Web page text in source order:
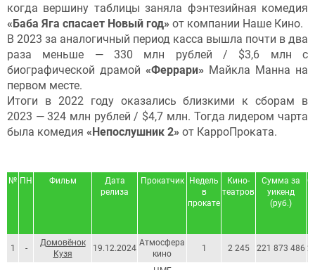
когда вершину таблицы заняла фэнтезийная комедия
«Баба Яга спасает Новый год» от компании Наше Кино.
В 2023 за аналогичный период касса вышла почти в два
раза меньше — 330 млн рублей / $3,6 млн с
биографической драмой «Феррари» Майкла Манна на
первом месте.
Итоги в 2022 году оказались близкими к сборам в
2023 — 324 млн рублей / $4,7 млн. Тогда лидером чарта
была комедия «Непослушник 2» от КарроПроката.
№ ПН Фильм
Дата
релиза
Прокатчик
Недель
в
прокате
Кино-
театров
Сумма за
уикенд
(руб.)
1 -
Домовёнок
Кузя
19.12.2024
Атмосфера
кино
1 2 245 221 873 486 2